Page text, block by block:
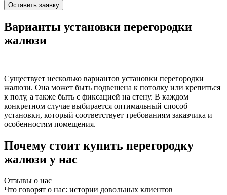
Оставить заявку
Варианты установки перегородки
жалюзи
Существует несколько вариантов установки перегородки
жалюзи. Она может быть подвешена к потолку или крепиться
к полу, а также быть с фиксацией на стену. В каждом
конкретном случае выбирается оптимальный способ
установки, который соответствует требованиям заказчика и
особенностям помещения.
Почему стоит купить перегородку
жалюзи у нас
Отзывы о нас
Что говорят о нас: истории довольных клиентов